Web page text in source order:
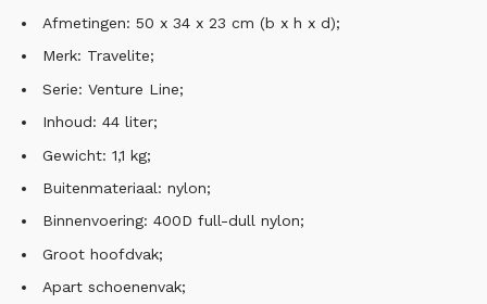
Afmetingen: 50 x 34 x 23 cm (b x h x d);
Merk: Travelite;
Serie: Venture Line;
Inhoud: 44 liter;
Gewicht: 1,1 kg;
Buitenmateriaal: nylon;
Binnenvoering: 400D full-dull nylon;
Groot hoofdvak;
Apart schoenenvak;